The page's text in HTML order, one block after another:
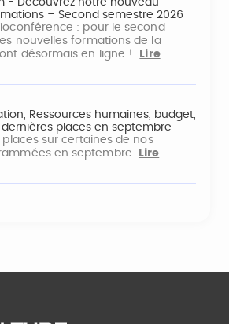
- Découvrez notre nouveau
– Second semestre 2026
: pour le second
nouvelles formations de la
désormais en ligne !
Lire
Ressources humaines, budget,
places en septembre
places sur certaines de nos
en septembre
Lire